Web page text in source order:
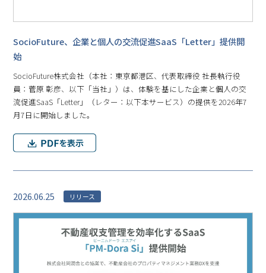
SocioFuture、企業と個人の交流促進SaaS「Letter」提供開
始
SocioFuture株式会社（本社：東京都港区、代表取締役 社長執行役
員：菅原 彰彦、以下「当社」）は、体験を基にした企業と個人の交
流促進SaaS「Letter」（レター：以下本サービス）の提供を2026年7
月7日に開始しました。
2026.06.25 リリース